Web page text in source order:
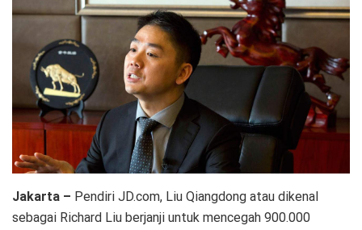
Jakarta – Pendiri JD.com, Liu Qiangdong atau dikenal
sebagai Richard Liu berjanji untuk mencegah 900.000